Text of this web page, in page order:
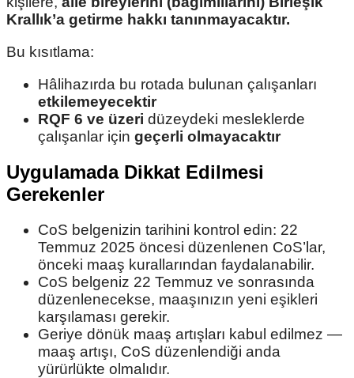
Krallık’a getirme hakkı tanınmayacaktır.
Bu kısıtlama:
Hâlihazırda bu rotada bulunan çalışanları
etkilemeyecektir
RQF 6 ve üzeri düzeydeki mesleklerde
çalışanlar için geçerli olmayacaktır
Uygulamada Dikkat Edilmesi
Gerekenler
CoS belgenizin tarihini kontrol edin: 22
Temmuz 2025 öncesi düzenlenen CoS’lar,
önceki maaş kurallarından faydalanabilir.
CoS belgeniz 22 Temmuz ve sonrasında
düzenlenecekse, maaşınızın yeni eşikleri
karşılaması gerekir.
Geriye dönük maaş artışları kabul edilmez —
maaş artışı, CoS düzenlendiği anda
yürürlükte olmalıdır.